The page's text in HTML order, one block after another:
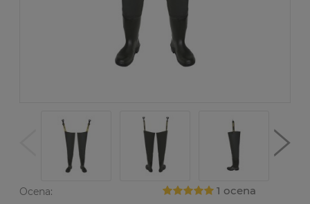
Ocena: 1 ocena